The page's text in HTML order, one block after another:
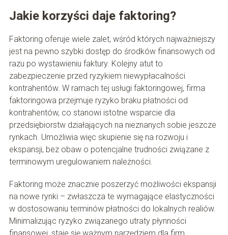
Jakie korzyści daje faktoring?
Faktoring oferuje wiele zalet, wśród których najważniejszy
jest na pewno szybki dostęp do środków finansowych od
razu po wystawieniu faktury. Kolejny atut to
zabezpieczenie przed ryzykiem niewypłacalności
kontrahentów. W ramach tej usługi faktoringowej, firma
faktoringowa przejmuje ryzyko braku płatności od
kontrahentów, co stanowi istotne wsparcie dla
przedsiębiorstw działających na nieznanych sobie jeszcze
rynkach. Umożliwia więc skupienie się na rozwoju i
ekspansji, bez obaw o potencjalne trudności związane z
terminowym uregulowaniem należności.
Faktoring może znacznie poszerzyć możliwości ekspansji
na nowe rynki – zwłaszcza te wymagające elastyczności
w dostosowaniu terminów płatności do lokalnych realiów.
Minimalizując ryzyko związanego utraty płynności
finansowej, staje się ważnym narzędziem dla firm